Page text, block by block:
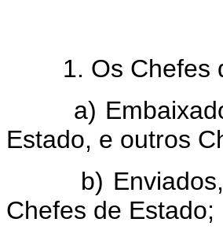
1. Os Chefes
a)
Estado, e outros
b) Enviados,
Chefes de Estado;